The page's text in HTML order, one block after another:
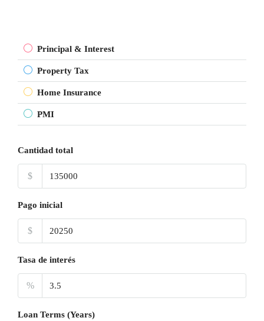
Principal & Interest
Property Tax
Home Insurance
PMI
Cantidad total
$
Pago inicial
$
Tasa de interés
%
Loan Terms (Years)